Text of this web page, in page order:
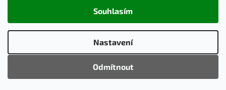
Nastavení
Odmítnout
Souhlasím
nastavení cookies